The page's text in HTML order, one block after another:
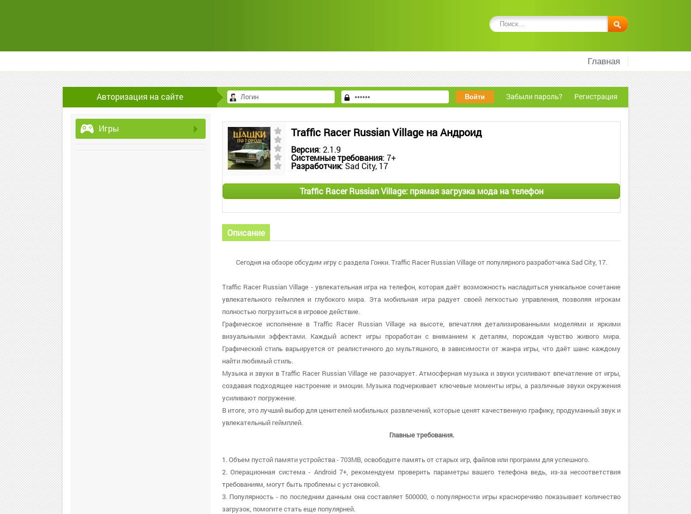
Главная
Авторизация на сайте Забыли пароль? Регистрация
Игры Traffic Racer Russian Village на Андроид
Версия: 2.1.9
Системные требования: 7+
Разработчик: Sad City, 17
Traffic Racer Russian Village: прямая загрузка мода на телефон
Описание
Сегодня на обзоре обсудим игру с раздела Гонки. Traffic Racer Russian Village от популярного разработчика Sad City, 17.
Traffic Racer Russian Village - увлекательная игра на телефон, которая даёт возможность насладиться уникальное сочетание
увлекательного геймплея и глубокого мира. Эта мобильная игра радует своей легкостью управления, позволяя игрокам
полностью погрузиться в игровое действие.
Графическое исполнение в Traffic Racer Russian Village на высоте, впечатляя детализированными моделями и яркими
визуальными эффектами. Каждый аспект игры проработан с вниманием к деталям, порождая чувство живого мира.
Графический стиль варьируется от реалистичного до мультяшного, в зависимости от жанра игры, что даёт шанс каждому
найти любимый стиль.
Музыка и звуки в Traffic Racer Russian Village не разочарует. Атмосферная музыка и звуки усиливают впечатление от игры,
создавая подходящее настроение и эмоции. Музыка подчеркивает ключевые моменты игры, а различные звуки окружения
усиливают погружение.
В итоге, это лучший выбор для ценителей мобильных развлечений, которые ценят качественную графику, продуманный звук и
увлекательный геймплей.
Главные требования.
1. Объем пустой памяти устройства - 703MB, освободите память от старых игр, файлов или программ для успешного.
2. Операционная система - Android 7+, рекомендуем проверить параметры вашего телефона ведь, из-за несоответствия
требованиям, могут быть проблемы с установкой.
3. Популярность - по последним данным она составляет 500000, о популярности игры красноречиво показывает количество
загрузок, помогите стать еще популярней.